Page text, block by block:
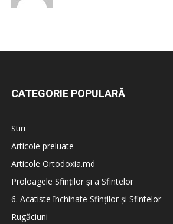
CATEGORIE POPULARĂ
Stiri
Articole preluate
Articole Ortodoxia.md
Proloagele Sfinților și a Sfintelor
6. Acatiste închinate Sfinților și Sfintelor
Rugăciuni